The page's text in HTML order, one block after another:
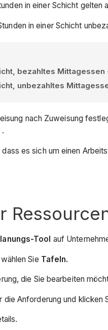
in einer Schicht gelten
in einer Schicht
bezahltes Mittagessen
unbezahltes
nach Zuweisung
.
dass es sich um einen
Tool auf
Sie Tafeln.
die Sie bearbeiten
Anforderung und klicken